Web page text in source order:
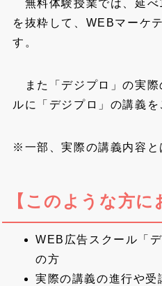
無料体験授業では、延べ
を抜粋して、WEBマーケ
す。
また「デジプロ」の実際
ルに「デジプロ」の講義
※一部、実際の講義内容と
【このような方に
WEB広告スクール「
の方
実際の講義の進行や